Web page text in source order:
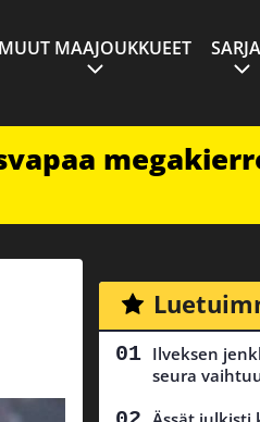
MUUT MAAJOUKKUEET
Ilveksen
seura